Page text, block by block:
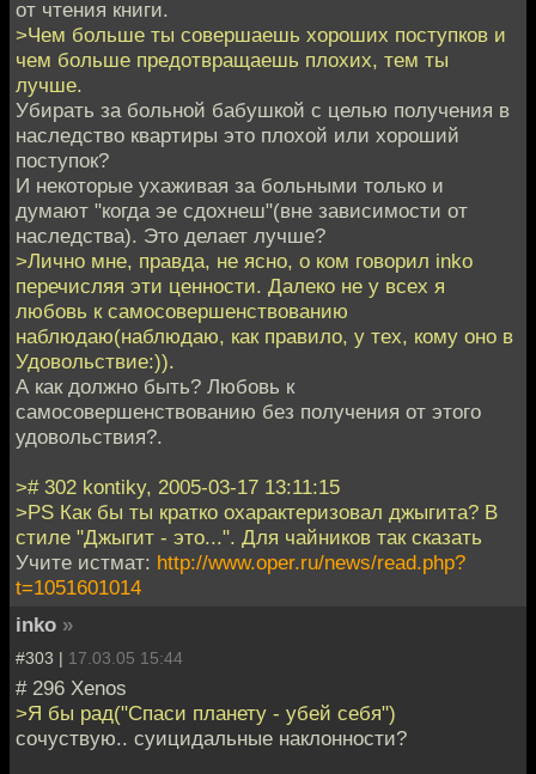
от чтения книги.
>Чем больше ты совершаешь хороших поступков и
чем больше предотвращаешь плохих, тем ты
лучше.
Убирать за больной бабушкой с целью получения в
наследство квартиры это плохой или хороший
поступок?
И некоторые ухаживая за больными только и
думают "когда эе сдохнеш"(вне зависимости от
наследства). Это делает лучше?
>Лично мне, правда, не ясно, о ком говорил inko
перечисляя эти ценности. Далеко не у всех я
любовь к самосовершенствованию
наблюдаю(наблюдаю, как правило, у тех, кому оно в
Удовольствие:)).
А как должно быть? Любовь к
самосовершенствованию без получения от этого
удовольствия?.
># 302 kontiky, 2005-03-17 13:11:15
>PS Как бы ты кратко охарактеризовал джыгита? В
стиле "Джыгит - это...". Для чайников так сказать
Учите истмат: http://www.oper.ru/news/read.php?
t=1051601014
inko »
#303 | 17.03.05 15:44
# 296 Xenos
>Я бы рад("Спаси планету - убей себя")
сочуствую.. суицидальные наклонности?